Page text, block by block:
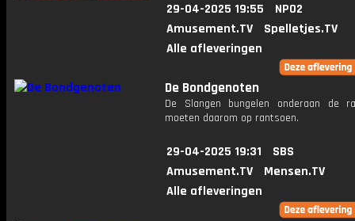
29-04-2025 19:55
NPO2
Amusement.TV
Spelletjes.TV
Alle afleveringen
De Bondgenoten
De Slangen bungelen onderaan de
moeten daarom op rantsoen.
29-04-2025 19:31
SBS
Amusement.TV
Mensen.TV
Alle afleveringen